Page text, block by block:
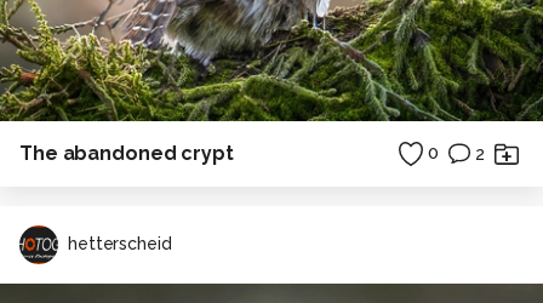
The abandoned crypt 0 2
hetterscheid